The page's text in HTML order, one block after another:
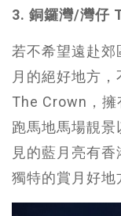
3. 銅鑼灣/灣仔
若不希望遠赴
月的絕好地方
The Crown，
跑馬地馬場靚
見的藍月亮有
獨特的賞月好地